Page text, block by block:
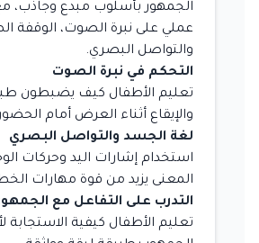
الجمهور بأسلوب مبدع وجاذب،
عملي على نبرة الصوت، الوقفة
والتواصل البصري.
التحكم في نبرة الصوت
تعليم الأطفال كيف يضبطون
والإيقاع أثناء العرض أمام
لغة الجسد والتواصل البصري
استخدام إشارات اليد وحركات
المعنى يزيد من قوة مهارات
التدرب على التفاعل مع
تعليم الأطفال كيفية الاستجابة